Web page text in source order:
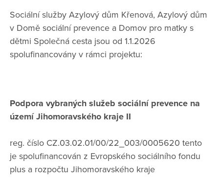
Sociální služby Azylový dům Křenová, Azylový dům
v Domě sociální prevence a Domov pro matky s
dětmi Společná cesta jsou od 1.1.2026
spolufinancovány v rámci projektu:
Podpora vybraných služeb sociální prevence na
území Jihomoravského kraje II
reg. číslo CZ.03.02.01/00/22_003/0005620 tento
je spolufinancován z Evropského sociálního fondu
plus a rozpočtu Jihomoravského kraje